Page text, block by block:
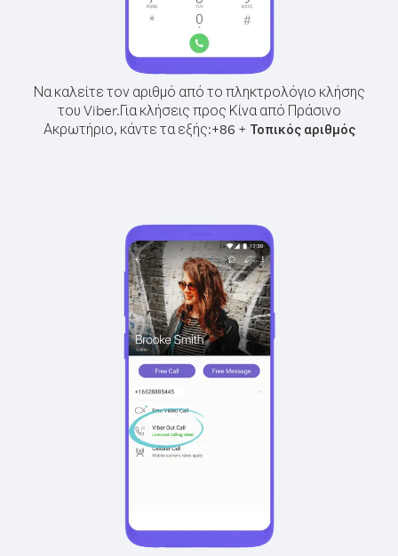
Να καλείτε τον αριθμό από το πληκτρολόγιο κλήσης
του Viber.Για κλήσεις προς Κίνα από Πράσινο
Ακρωτήριο, κάντε τα εξής:+86 + Τοπικός αριθμός